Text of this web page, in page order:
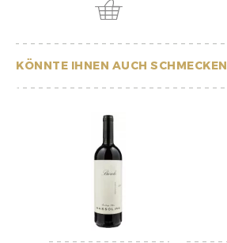
KÖNNTE IHNEN AUCH SCHMECKEN